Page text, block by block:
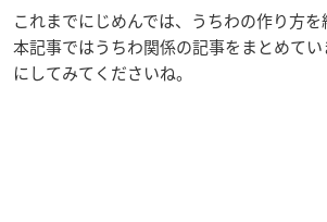
これまでにじめんでは、うちわの作り方を
本記事ではうちわ関係の記事をまとめて
にしてみてくださいね。